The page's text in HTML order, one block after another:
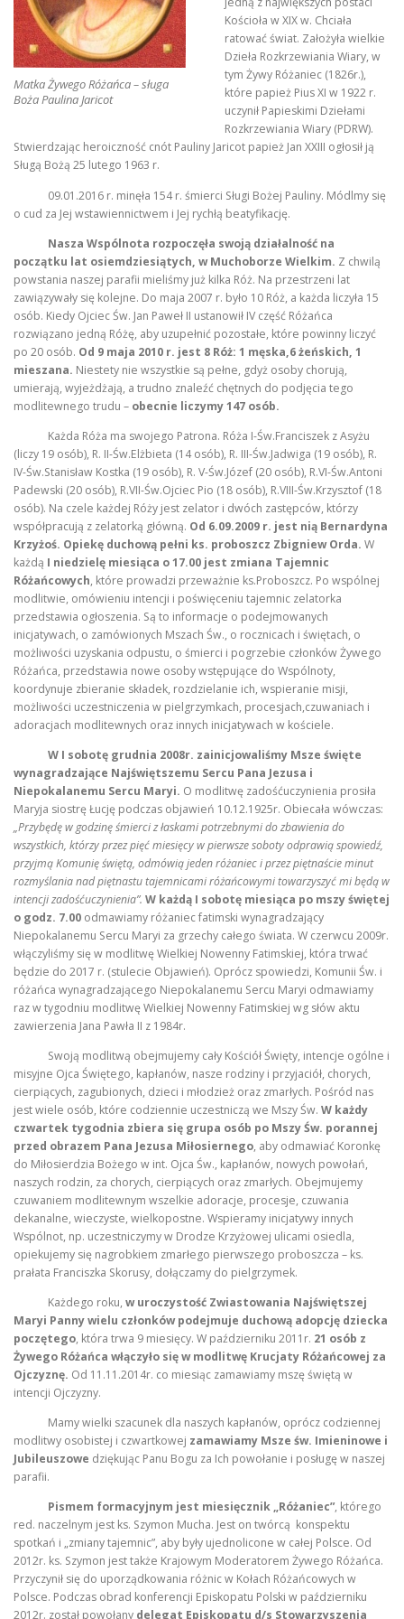
KONTAKT STRONA GŁÓWNA
Matka Żywego Różańca – sługa
Boża Paulina Jaricot
Kościoła w XIX w. Chciała
ratować świat. Założyła wielkie
Dzieła Rozkrzewiania Wiary, w
tym Żywy Różaniec (1826r.),
które papież Pius XI w 1922 r.
uczynił Papieskimi Dziełami
Rozkrzewiania Wiary (PDRW).
Stwierdzając heroiczność cnót Pauliny Jaricot papież Jan XXIII ogłosił ją
Sługą Bożą 25 lutego 1963 r.
09.01.2016 r. minęła 154 r. śmierci Sługi Bożej Pauliny. Módlmy się
o cud za Jej wstawiennictwem i Jej rychłą beatyfikację.
Nasza Wspólnota rozpoczęła swoją działalność na
początku lat osiemdziesiątych, w Muchoborze Wielkim. Z chwilą
powstania naszej parafii mieliśmy już kilka Róż. Na przestrzeni lat
zawiązywały się kolejne. Do maja 2007 r. było 10 Róż, a każda liczyła 15
osób. Kiedy Ojciec Św. Jan Paweł II ustanowił IV część Różańca
rozwiązano jedną Różę, aby uzupełnić pozostałe, które powinny liczyć
po 20 osób. Od 9 maja 2010 r. jest 8 Róż: 1 męska,6 żeńskich, 1
mieszana. Niestety nie wszystkie są pełne, gdyż osoby chorują,
umierają, wyjeżdżają, a trudno znaleźć chętnych do podjęcia tego
modlitewnego trudu – obecnie liczymy 147 osób.
Każda Róża ma swojego Patrona. Róża I-Św.Franciszek z Asyżu
(liczy 19 osób), R. II-Św.Elżbieta (14 osób), R. III-Św.Jadwiga (19 osób), R.
IV-Św.Stanisław Kostka (19 osób), R. V-Św.Józef (20 osób), R.VI-Św.Antoni
Padewski (20 osób), R.VII-Św.Ojciec Pio (18 osób), R.VIII-Św.Krzysztof (18
osób). Na czele każdej Róży jest zelator i dwóch zastępców, którzy
współpracują z zelatorką główną. Od 6.09.2009 r. jest nią Bernardyna
Krzyżoś. Opiekę duchową pełni ks. proboszcz Zbigniew Orda. W
każdą I niedzielę miesiąca o 17.00 jest zmiana Tajemnic
Różańcowych, które prowadzi przeważnie ks.Proboszcz. Po wspólnej
modlitwie, omówieniu intencji i poświęceniu tajemnic zelatorka
przedstawia ogłoszenia. Są to informacje o podejmowanych
inicjatywach, o zamówionych Mszach Św., o rocznicach i świętach, o
możliwości uzyskania odpustu, o śmierci i pogrzebie członków Żywego
Różańca, przedstawia nowe osoby wstępujące do Wspólnoty,
koordynuje zbieranie składek, rozdzielanie ich, wspieranie misji,
możliwości uczestniczenia w pielgrzymkach, procesjach,czuwaniach i
adoracjach modlitewnych oraz innych inicjatywach w kościele.
W I sobotę grudnia 2008r. zainicjowaliśmy Msze święte
wynagradzające Najświętszemu Sercu Pana Jezusa i
Niepokalanemu Sercu Maryi. O modlitwę zadośćuczynienia prosiła
Maryja siostrę Łucję podczas objawień 10.12.1925r. Obiecała wówczas:
„Przybędę w godzinę śmierci z łaskami potrzebnymi do zbawienia do
wszystkich, którzy przez pięć miesięcy w pierwsze soboty odprawią spowiedź,
przyjmą Komunię świętą, odmówią jeden różaniec i przez piętnaście minut
rozmyślania nad piętnastu tajemnicami różańcowymi towarzyszyć mi będą w
intencji zadośćuczynienia”. W każdą I sobotę miesiąca po mszy świętej
o godz. 7.00 odmawiamy różaniec fatimski wynagradzający
Niepokalanemu Sercu Maryi za grzechy całego świata. W czerwcu 2009r.
włączyliśmy się w modlitwę Wielkiej Nowenny Fatimskiej, która trwać
będzie do 2017 r. (stulecie Objawień). Oprócz spowiedzi, Komunii Św. i
różańca wynagradzającego Niepokalanemu Sercu Maryi odmawiamy
raz w tygodniu modlitwę Wielkiej Nowenny Fatimskiej wg słów aktu
zawierzenia Jana Pawła II z 1984r.
Swoją modlitwą obejmujemy cały Kościół Święty, intencje ogólne i
misyjne Ojca Świętego, kapłanów, nasze rodziny i przyjaciół, chorych,
cierpiących, zagubionych, dzieci i młodzież oraz zmarłych. Pośród nas
jest wiele osób, które codziennie uczestniczą we Mszy Św. W każdy
czwartek tygodnia zbiera się grupa osób po Mszy Św. porannej
przed obrazem Pana Jezusa Miłosiernego, aby odmawiać Koronkę
do Miłosierdzia Bożego w int. Ojca Św., kapłanów, nowych powołań,
naszych rodzin, za chorych, cierpiących oraz zmarłych. Obejmujemy
czuwaniem modlitewnym wszelkie adoracje, procesje, czuwania
dekanalne, wieczyste, wielkopostne. Wspieramy inicjatywy innych
Wspólnot, np. uczestniczymy w Drodze Krzyżowej ulicami osiedla,
opiekujemy się nagrobkiem zmarłego pierwszego proboszcza – ks.
prałata Franciszka Skorusy, dołączamy do pielgrzymek.
Każdego roku, w uroczystość Zwiastowania Najświętszej
Maryi Panny wielu członków podejmuje duchową adopcję dziecka
poczętego, która trwa 9 miesięcy. W październiku 2011r. 21 osób z
Żywego Różańca włączyło się w modlitwę Krucjaty Różańcowej za
Ojczyznę. Od 11.11.2014r. co miesiąc zamawiamy mszę świętą w
intencji Ojczyzny.
Mamy wielki szacunek dla naszych kapłanów, oprócz codziennej
modlitwy osobistej i czwartkowej zamawiamy Msze św. Imieninowe i
Jubileuszowe dziękując Panu Bogu za Ich powołanie i posługę w naszej
parafii.
Pismem formacyjnym jest miesięcznik „Różaniec”, którego
red. naczelnym jest ks. Szymon Mucha. Jest on twórcą konspektu
spotkań i „zmiany tajemnic”, aby były ujednolicone w całej Polsce. Od
2012r. ks. Szymon jest także Krajowym Moderatorem Żywego Różańca.
Przyczynił się do uporządkowania różnic w Kołach Różańcowych w
Polsce. Podczas obrad konferencji Episkopatu Polski w październiku
2012r. został powołany delegat Episkopatu d/s Stowarzyszenia